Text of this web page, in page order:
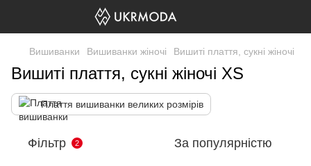
Вишиванки Вишиванки жіночі Вишиті плаття, сукні жіночі
Вишиті плаття, сукні жіночі XS
Плаття вишиванки великих розмірів
Фільтр 2 За популярністю